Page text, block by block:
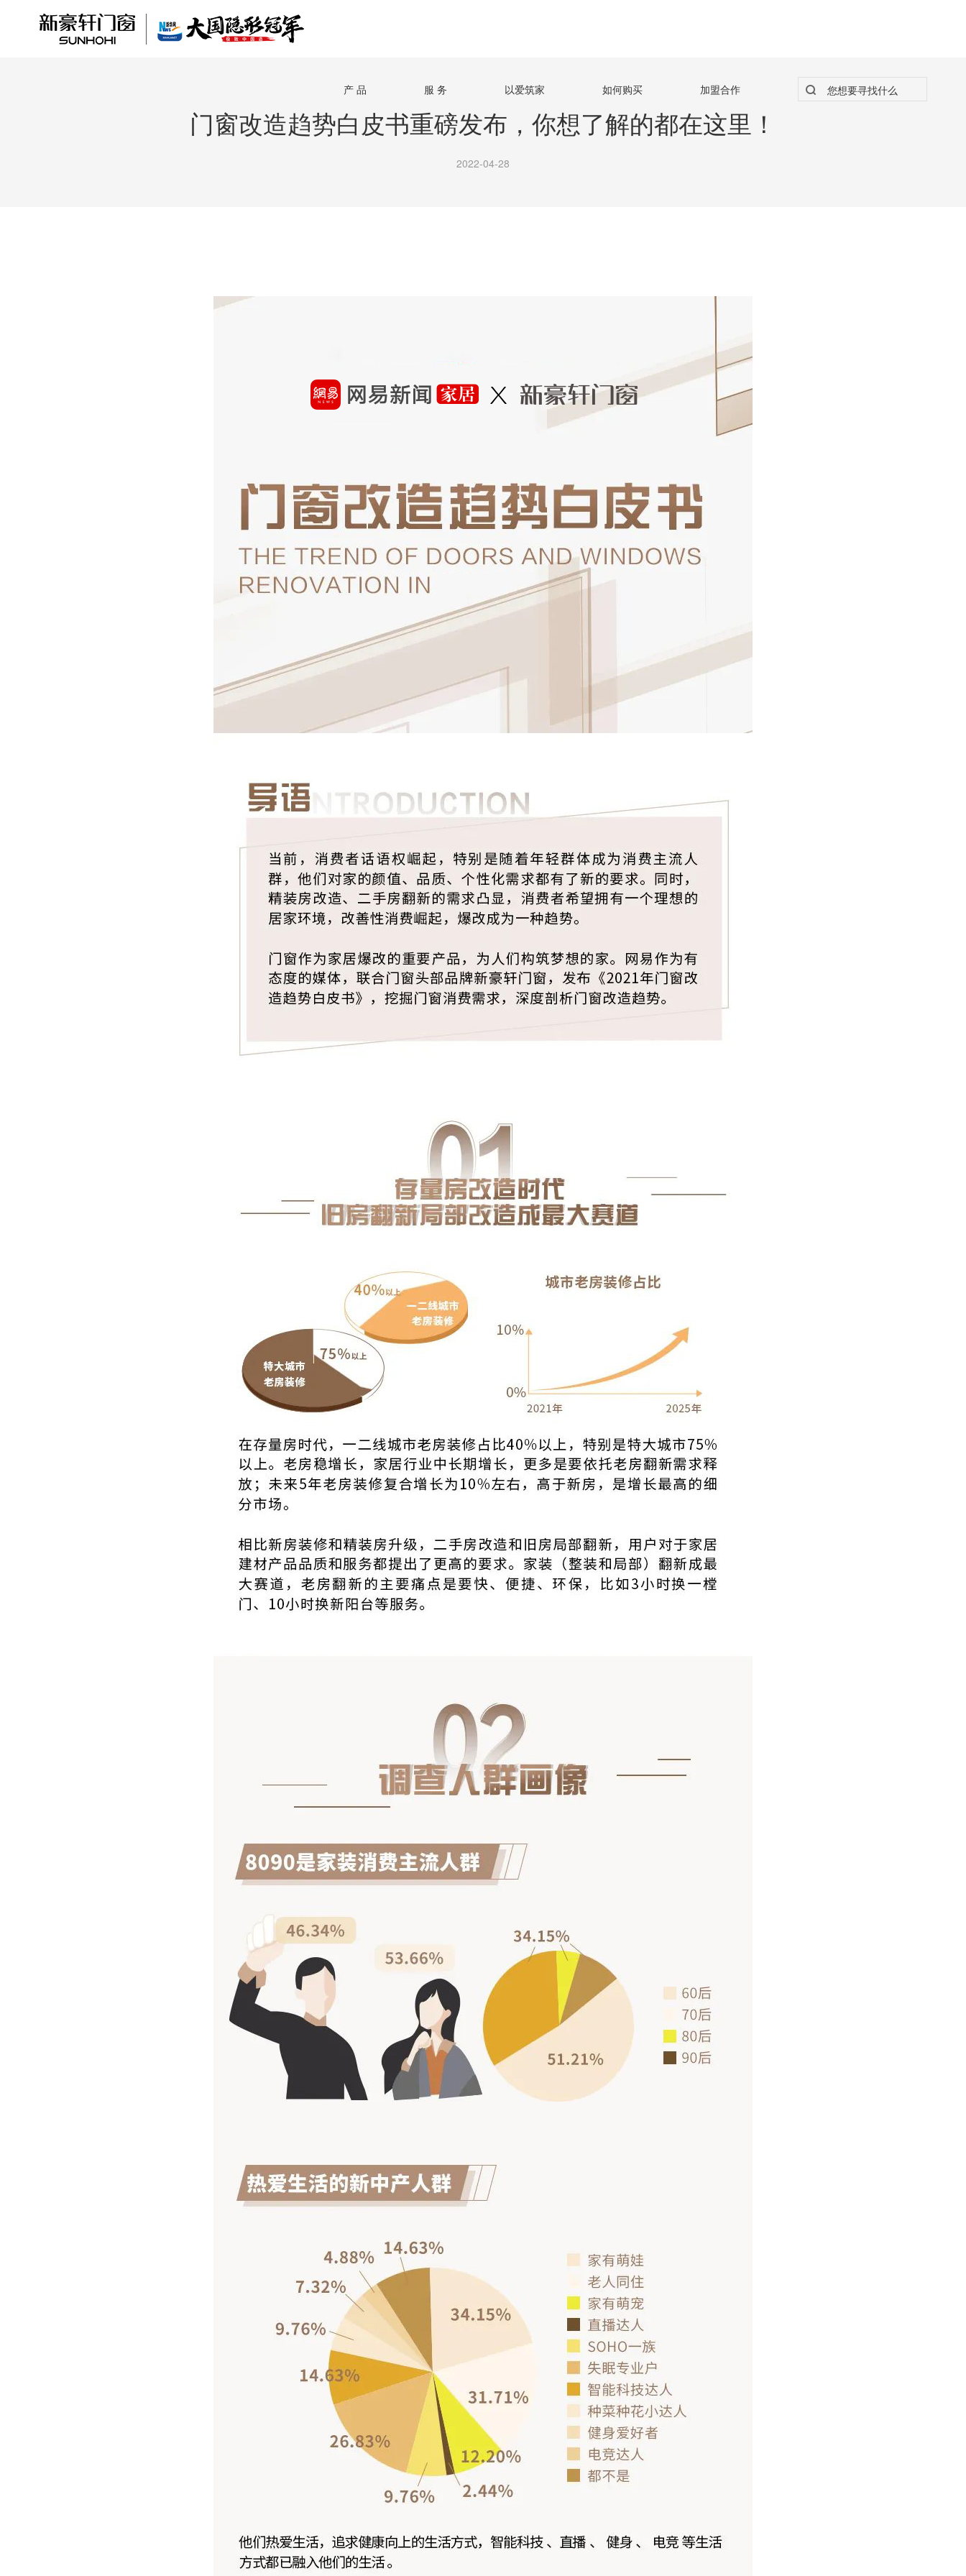
产 品 服 务 以爱筑家 如何购买 加盟合作
门窗改造趋势白皮书重磅发布，你想了解的都在这里！
2022-04-28